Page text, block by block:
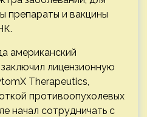
препараты и вакцины
американский
лицензионную
Therapeutics,
противоопухолевых
начал сотрудничать с